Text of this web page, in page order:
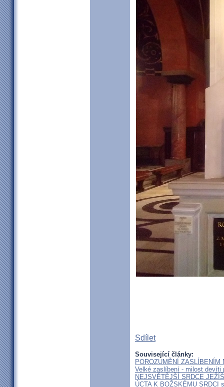
Sdílet
Související články:
POROZUMĚNÍ
Velké zaslíbení - milost devíti
NEJSVĚTĚJŠÍ SRDCE
ÚCTA K BOŽSKÉMU SRDCI